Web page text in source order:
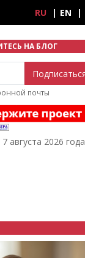
RU EN
НА БЛОГ
почты
августа 2026 года